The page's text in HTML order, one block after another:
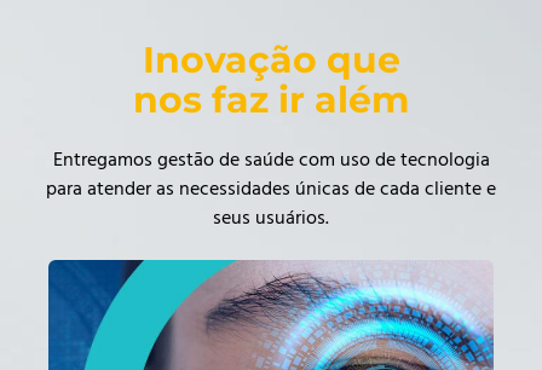
Inovação que
nos faz ir além
Entregamos gestão de saúde com uso de tecnologia
para atender as necessidades únicas de cada cliente e
seus usuários.